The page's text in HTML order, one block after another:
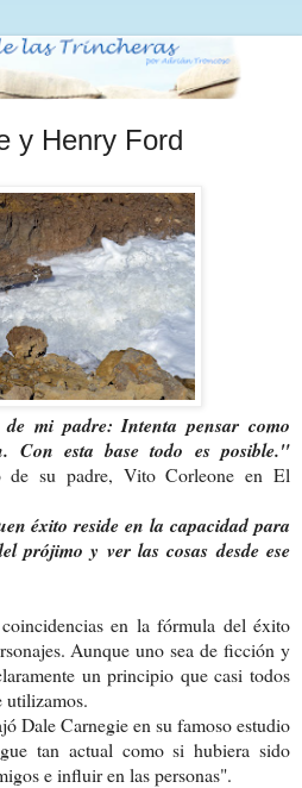
y Henry Ford
mi padre: Intenta pensar como
Con esta base todo es posible."
de su padre, Vito Corleone en El
éxito reside en la capacidad para
prójimo y ver las cosas desde ese
en la fórmula del éxito
Aunque uno sea de ficción y
un principio que casi todos
utilizamos.
Dale Carnegie en su famoso estudio
tan actual como si hubiera sido
e influir en las personas".